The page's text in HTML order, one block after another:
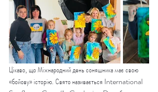
Цікаво, що Міжнародний день соняшника має свою
«бойову» історію. Свято називається International